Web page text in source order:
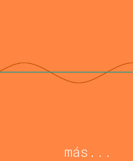
más...